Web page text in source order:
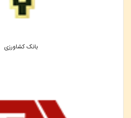
بانک کشاورزی